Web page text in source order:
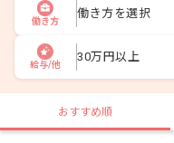
働き方
働き方を選択
給与/他
30万円以上
おすすめ順